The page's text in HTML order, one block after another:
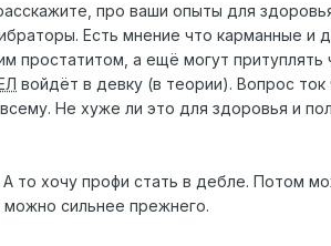
про ваши опыты для
Есть мнение что карманные и
простатитом, а ещё могут притуплять
войдёт в девку (в теории). Вопрос ток
Не хуже ли это для здоровья и
то хочу профи стать в дебле. Потом
сильнее прежнего.